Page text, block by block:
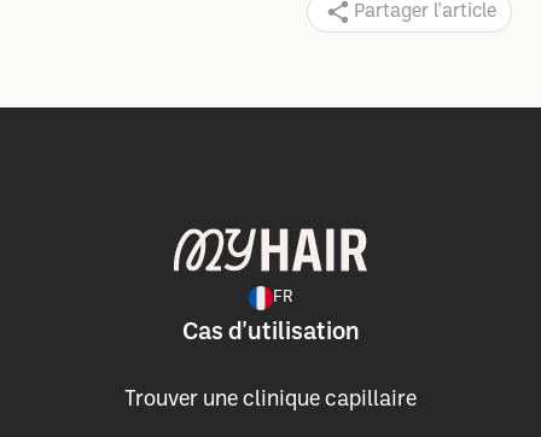
Partager l'article
FR
Cas d'utilisation
Trouver une clinique capillaire